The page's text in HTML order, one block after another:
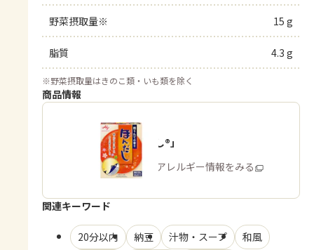
野菜摂取量※ 15 g
脂質 4.3 g
※野菜摂取量はきのこ類・いも類を除く
商品情報
「ほんだし®」
商品・アレルギー情報をみる
関連キーワード
20分以内 納豆 汁物・スープ
和風